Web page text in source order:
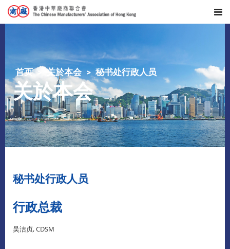
首页 关於本会 秘书处行政人员
关於本会
秘书处行政人员
行政总裁
吴洁贞, CDSM